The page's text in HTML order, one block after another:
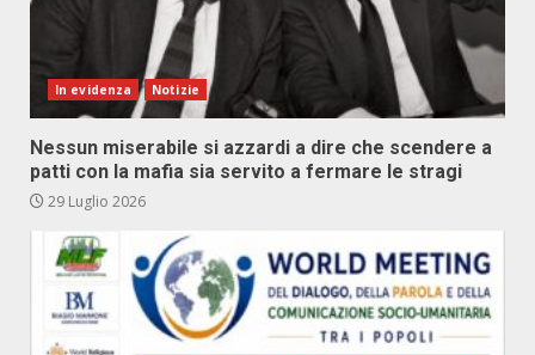
In evidenza Notizie
Nessun miserabile si azzardi a dire che scendere a
patti con la mafia sia servito a fermare le stragi
29 Luglio 2026